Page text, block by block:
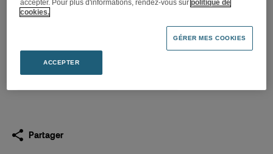
DARTY S’INSTALLE À
CYSOING (59)
Télécharger (PDF 117,7 Ko)
Partager
accepter. Pour plus d'informations, rendez-vous surpolitique de
cookies.
GÉRER MES COOKIES
ACCEPTER